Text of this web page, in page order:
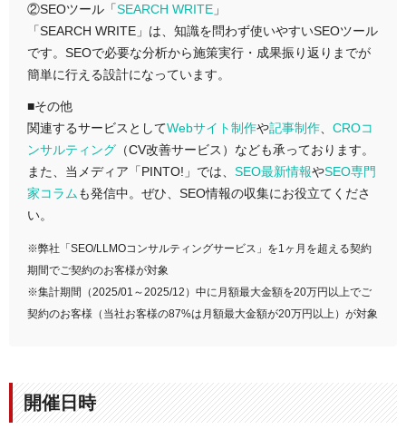
②SEOツール「SEARCH WRITE」
「SEARCH WRITE」は、知識を問わず使いやすいSEOツール
です。SEOで必要な分析から施策実行・成果振り返りまでが
簡単に行える設計になっています。
■その他
関連するサービスとしてWebサイト制作や記事制作、 CROコ
ンサルティング（CV改善サービス）なども承っております。
また、当メディア「PINTO!」では、 SEO最新情報やSEO専門
家コラムも発信中。ぜひ、SEO情報の収集にお役立てくださ
い。
※弊社「SEO/LLMOコンサルティングサービス」を1ヶ月を超える契約
期間でご契約のお客様が対象
※集計期間（2025/01～2025/12）中に月額最大金額を20万円以上でご
契約のお客様（当社お客様の87%は月額最大金額が20万円以上）が対象
開催日時